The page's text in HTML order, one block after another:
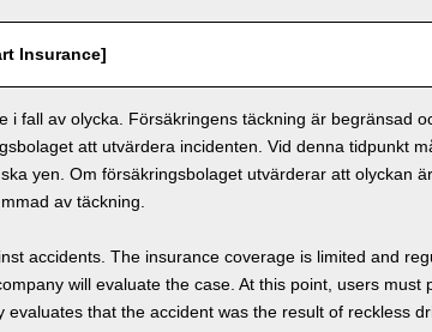
Insurance]
i fall av olycka. Försäkringens täckning är begränsad
att utvärdera incidenten. Vid denna tidpunkt
yen. Om försäkringsbolaget utvärderar att olyckan
av täckning.
accidents. The insurance coverage is limited and
will evaluate the case. At this point, users must
evaluates that the accident was the result of reckless